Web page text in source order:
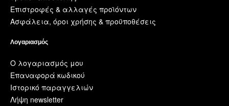
Επιστροφές & αλλαγές προϊόντων
Ασφάλεια, όροι χρήσης & προϋποθέσεις
Λογαριασμός
Ο λογαριασμός μου
Επαναφορά κωδικού
Ιστορικό παραγγελιών
Λήψη newsletter